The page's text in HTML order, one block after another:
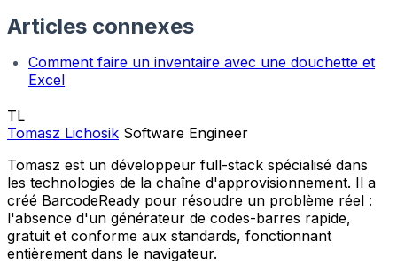
Articles connexes
Comment faire un inventaire avec une douchette et
Excel
TL
Tomasz Lichosik Software Engineer
Tomasz est un développeur full-stack spécialisé dans
les technologies de la chaîne d'approvisionnement. Il a
créé BarcodeReady pour résoudre un problème réel :
l'absence d'un générateur de codes-barres rapide,
gratuit et conforme aux standards, fonctionnant
entièrement dans le navigateur.